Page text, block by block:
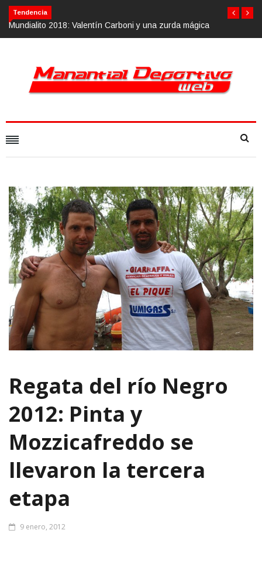
Tendencia
Regata del río Negro
2012: Pinta y
Mozzicafreddo se
llevaron la tercera
etapa
9 enero, 2012